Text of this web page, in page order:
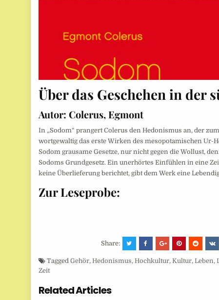
Über das Geschehen in der
Autor: Colerus, Egmont
In „Sodom“ prangert Colerus den Hedonismus an, der
wortgewaltig das erste Wirken des mesopotamischen Ur-
Sodom grausame Gesetze, nur nicht gegen die Wollust,
Sodoms Grundgesetz. Ein unerhörtes Einfühlen in eine
keine Überlieferung berichtet, gibt dem Werk eine
Zur Leseprobe:
Share:
TaggedGehör, Hedonismus, Hochkultur,Kultur,Leben,
Zeit
Related Articles